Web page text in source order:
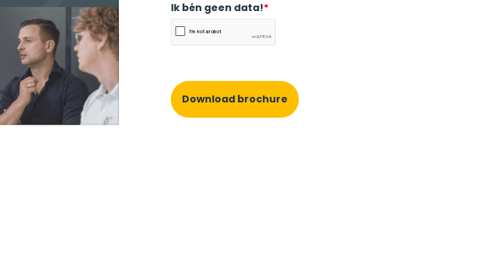
Ik bén geen data!*
Download brochure